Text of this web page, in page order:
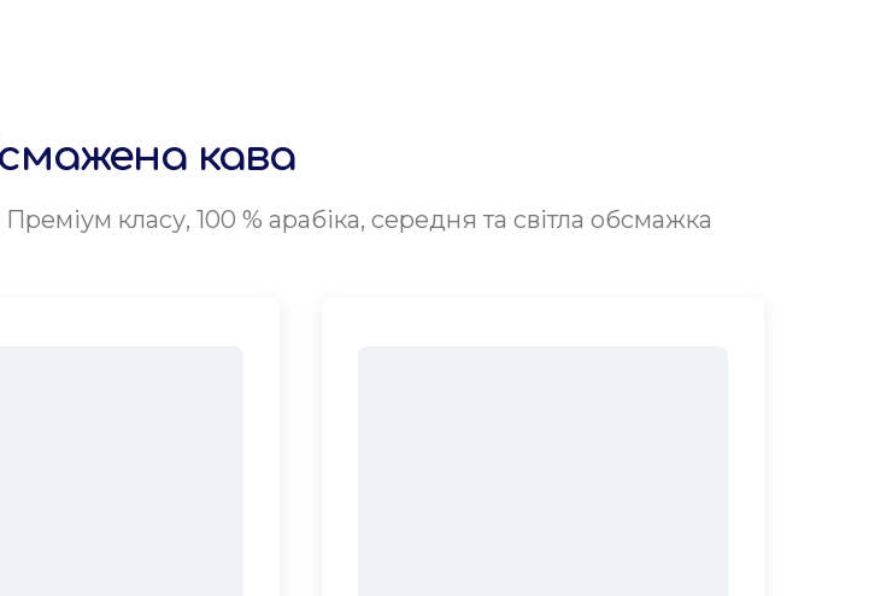
кава
класу, 100 % арабіка, середня та світла обсмажка